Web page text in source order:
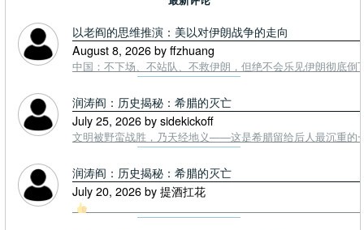
以老阎的思维推演：美以对伊朗战争的走向
August 8, 2026 by ffzhuang
中国：不下场、不站队、不救伊朗，但绝不会乐见伊朗彻底
润涛阎：历史揭秘：希腊的灭亡
July 25, 2026 by sidekickoff
文明被野蛮战胜，乃天经地义——这是希腊留给后人最沉重的
润涛阎：历史揭秘：希腊的灭亡
July 20, 2026 by 提酒扛花